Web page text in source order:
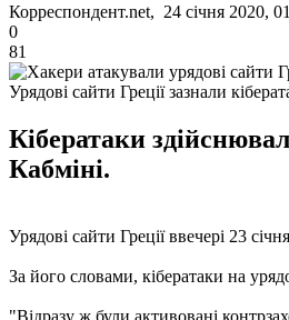
Корреспондент.net, 24 січня 2020,
0
81
Урядові сайти Греції зазнали
Кібератаки
Кабміні.
Урядові сайти Греції ввечері 23
За його словами, кібератаки на
"Відразу ж були активовані